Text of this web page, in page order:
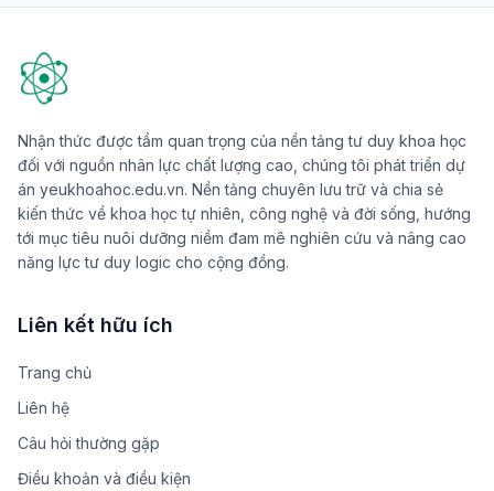
Nhận thức được tầm quan trọng của nền tảng tư duy khoa học
đối với nguồn nhân lực chất lượng cao, chúng tôi phát triển dự
án yeukhoahoc.edu.vn. Nền tảng chuyên lưu trữ và chia sẻ
kiến thức về khoa học tự nhiên, công nghệ và đời sống, hướng
tới mục tiêu nuôi dưỡng niềm đam mê nghiên cứu và nâng cao
năng lực tư duy logic cho cộng đồng.
Liên kết hữu ích
Trang chủ
Liên hệ
Câu hỏi thường gặp
Điều khoản và điều kiện